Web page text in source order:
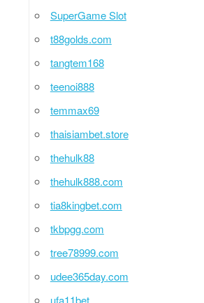
SuperGame Slot
t88golds.com
tangtem168
teenoi888
temmax69
thaisiambet.store
thehulk88
thehulk888.com
tia8kingbet.com
tkbpgg.com
tree78999.com
udee365day.com